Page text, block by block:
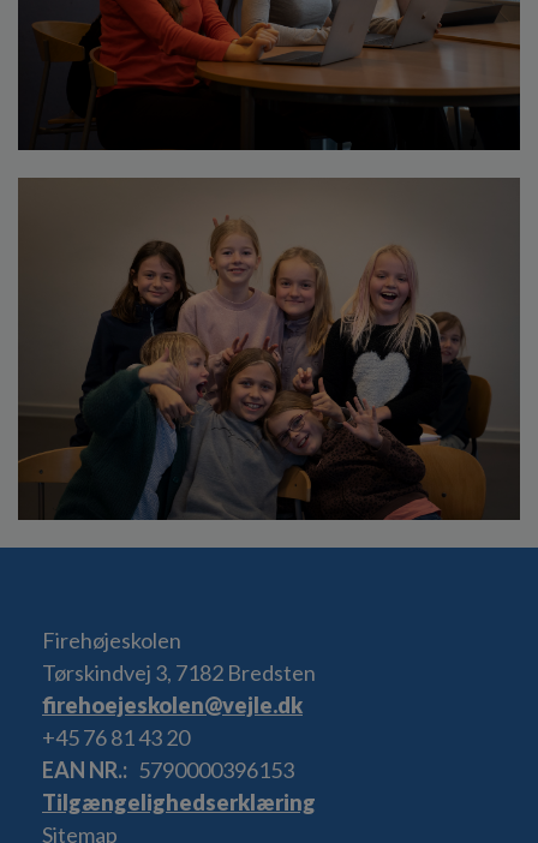
Firehøjeskolen
Tørskindvej 3, 7182 Bredsten
firehoejeskolen@vejle.dk
+45 76 81 43 20
EAN NR.
5790000396153
Tilgængelighedserklæring
Sitemap